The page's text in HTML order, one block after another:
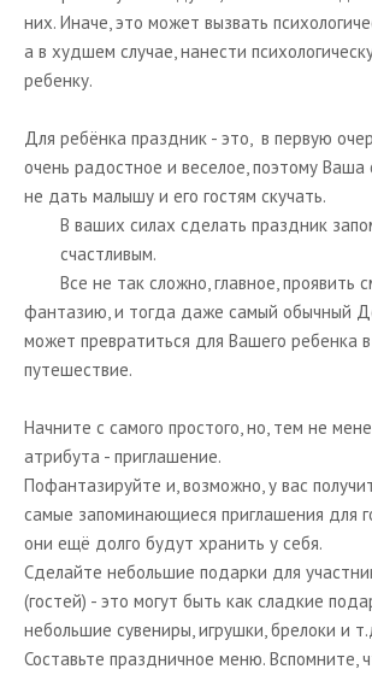
них. Иначе, это может вызвать
а в худшем случае, нанести
ребенку.
Для ребёнка праздник - это, в первую
очень радостное и веселое, поэтому Ваша
не дать малышу и его гостям скучать.
В ваших силах сделать праздник
счастливым.
Все не так сложно, главное, проявить
фантазию, и тогда даже самый обычный
может превратиться для Вашего ребенка
путешествие.
Начните с самого простого, но, тем не
атрибута - приглашение.
Пофантазируйте и, возможно, у вас
самые запоминающиеся приглашения для
они ещё долго будут хранить у себя.
Сделайте небольшие подарки для
(гостей) - это могут быть как сладкие
небольшие сувениры, игрушки, брелоки и
Составьте праздничное меню. Вспомните,